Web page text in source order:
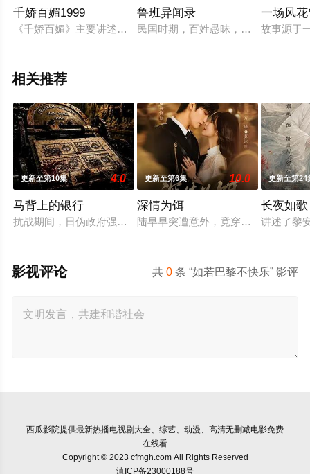
千娇百媚1999
《千娇百媚》主要讲述了富商许志鹏为寻找昔日恋人玉蝶，放
鲁班异闻录
民国时期，百姓愚昧，迷信怪力邪说
一场风
故事源于
相关推荐
更新至第10集 4.0
马背上的银行
抗战期间，日伪政府强行推广、使用由“中国准备银行”发行的伪
更新至第6集 10.0
深情为饵
陆早早突遭意外，竟穿越成民国少
更新至第24
长夜如歌
讲述了黎
共0 条 “如若巴黎不快乐” 影评
影视评论
西瓜影院提供最新热播电视剧大全、综艺、动漫、高清无删减电影免费
在线看
Copyright © 2023 cfmgh.com All Rights Reserved
滇ICP备23000188号